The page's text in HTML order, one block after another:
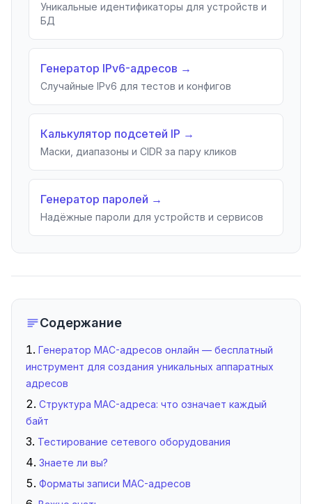
Тип передачи
Тип администрирования
Количество адресов (1–500)
Использовать префикс производителя
Или введите свой OUI-префикс (2-6 HEX-символов):
Сгенерировать
Уникальные идентификаторы для устройств и
БД
Генератор IPv6-адресов →
Случайные IPv6 для тестов и конфигов
Калькулятор подсетей IP →
Маски, диапазоны и CIDR за пару кликов
Генератор паролей →
Надёжные пароли для устройств и сервисов
Содержание
Генератор MAC-адресов онлайн — бесплатный
инструмент для создания уникальных аппаратных
адресов
Структура MAC-адреса: что означает каждый
байт
Тестирование сетевого оборудования
Знаете ли вы?
Форматы записи MAC-адресов